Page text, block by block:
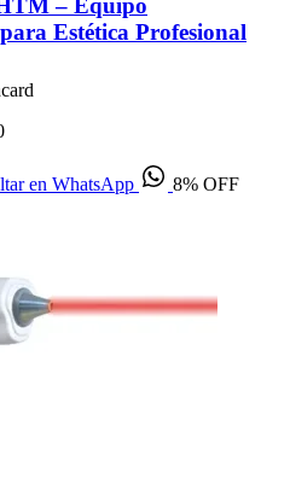
– Equipo
Estética Profesional
en WhatsApp 8% OFF